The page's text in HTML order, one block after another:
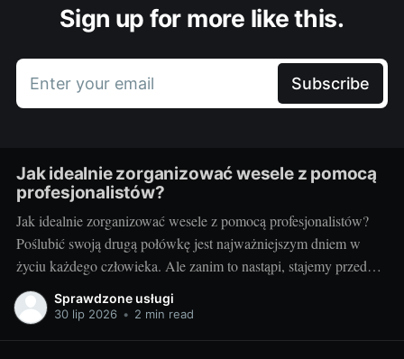
Sign up for more like this.
Enter your email Subscribe
Jak idealnie zorganizować wesele z pomocą
profesjonalistów?
Jak idealnie zorganizować wesele z pomocą profesjonalistów?
Poślubić swoją drugą połówkę jest najważniejszym dniem w
życiu każdego człowieka. Ale zanim to nastąpi, stajemy przed
wielkim wyzwaniem – jak zorganizować ten najważniejszy
dzień? Czy warto skorzystać z usług profesjonalistów? Czy to
Sprawdzone usługi
30 lip 2026 • 2 min read